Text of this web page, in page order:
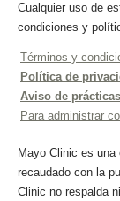
Cualquier uso de
condiciones y
Términos y
Política de
Aviso de
Para administrar
Mayo Clinic es
recaudado con la
Clinic no respalda